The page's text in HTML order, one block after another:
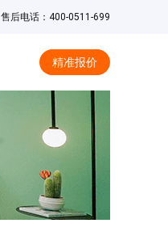
售后电话：400-0511-699
精准报价